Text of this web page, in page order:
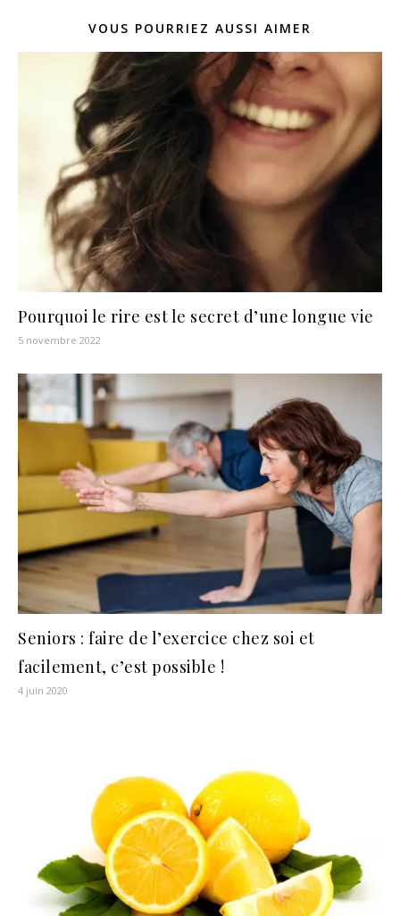
VOUS POURRIEZ AUSSI AIMER
Pourquoi le rire est le secret d’une longue vie
5 novembre 2022
Seniors : faire de l’exercice chez soi et
facilement, c’est possible !
4 juin 2020